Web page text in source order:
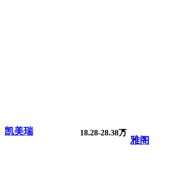
凯美瑞 18.28-28.38万
雅阁